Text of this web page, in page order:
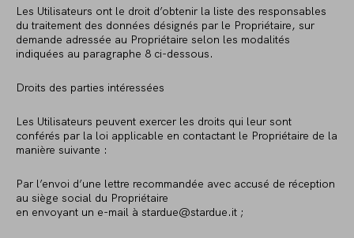
Les Utilisateurs ont le droit d’obtenir la liste des responsables
du traitement des données désignés par le Propriétaire, sur
demande adressée au Propriétaire selon les modalités
indiquées au paragraphe 8 ci-dessous.
Droits des parties intéressées
Les Utilisateurs peuvent exercer les droits qui leur sont
conférés par la loi applicable en contactant le Propriétaire de la
manière suivante :
Par l’envoi d’une lettre recommandée avec accusé de réception
au siège social du Propriétaire
en envoyant un e-mail à stardue@stardue.it ;